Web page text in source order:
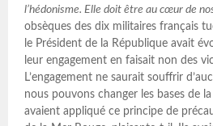
l’hédonisme. Elle doit être au cœur de
obsèques des dix militaires français
le Président de la République avait
leur engagement en faisait non des
L’engagement ne saurait souffrir
nous pouvons changer les bases de
avaient appliqué ce principe de